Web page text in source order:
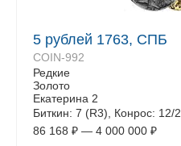
5 рублей 1763, СПБ
COIN-992
Редкие
Золото
Екатерина 2
Биткин: 7 (R3), Конрос: 12/2
86 168 ₽ — 4 000 000 ₽